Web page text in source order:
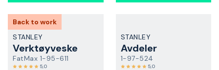
Back to work
STANLEY
Verktøyveske
FatMax 1-95-611
5,0
STANLEY
Avdeler
1-97-524
5,0